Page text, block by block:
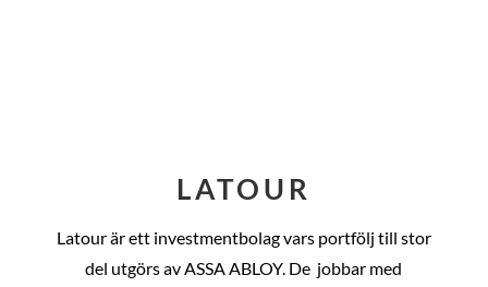
LATOUR
Latour är ett investmentbolag vars portfölj till stor
del utgörs av ASSA ABLOY. De jobbar med